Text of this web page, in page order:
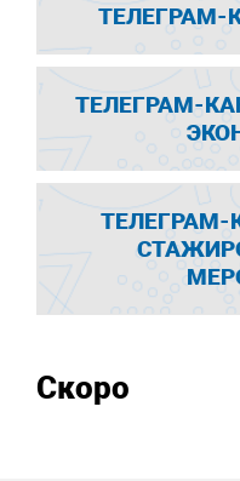
ТЕЛЕГРАМ-
ТЕЛЕГРАМ-
ТЕЛЕГРАМ-
Скоро